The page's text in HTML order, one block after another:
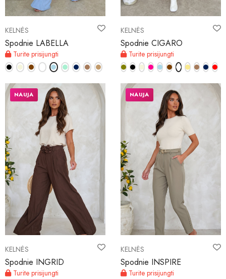
KELNĖS
Spodnie LABELLA
Turite prisijungti
KELNĖS
Spodnie CIGARO
Turite prisijungti
KELNĖS
Spodnie INGRID
Turite prisijungti
NAUJA
KELNĖS
Spodnie INSPIRE
Turite prisijungti
NAUJA